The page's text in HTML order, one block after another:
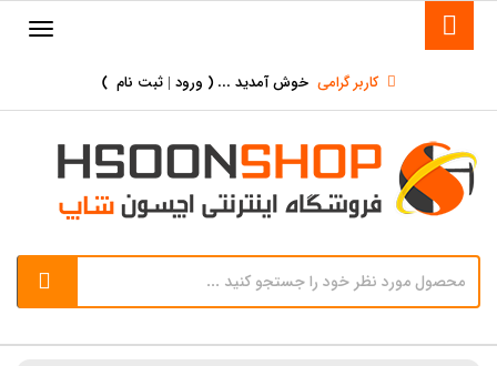
کاربر گرامی خوش آمدید ... ( ورود | ثبت نام )